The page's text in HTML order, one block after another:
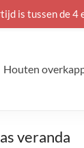
Houten
veranda
is tussen de 4